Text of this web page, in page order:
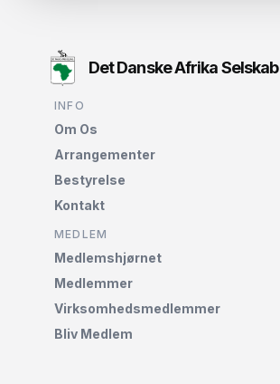
Det Danske Afrika Selskab
INFO
Om Os
Arrangementer
Bestyrelse
Kontakt
MEDLEM
Medlemshjørnet‌
Medlemmer
Virksomhedsmedlemmer
Bliv Medlem